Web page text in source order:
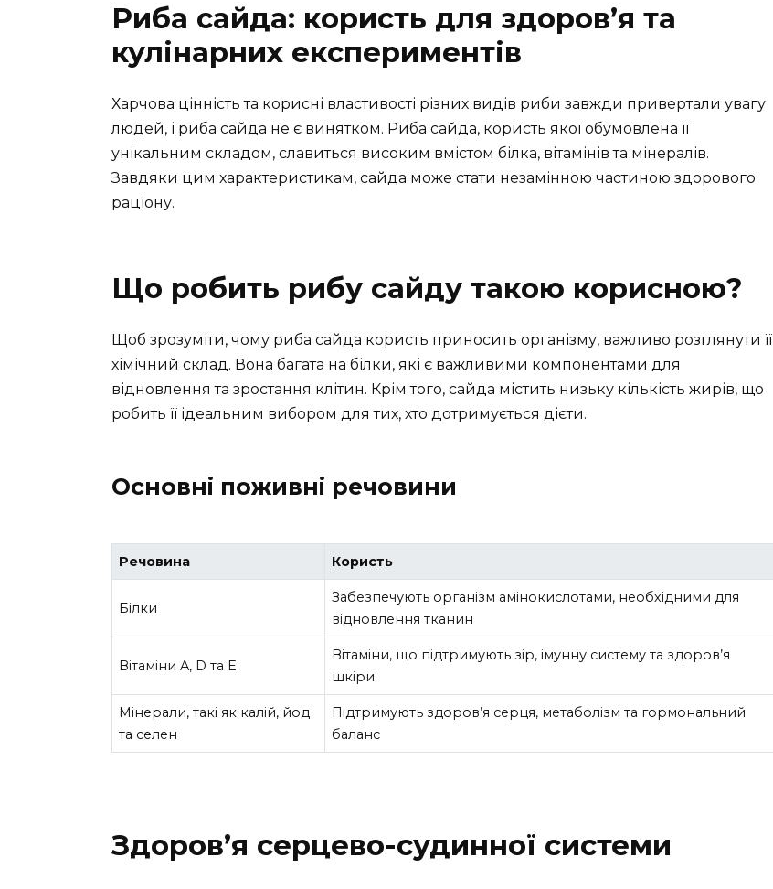
Риба сайда: користь для здоров’я та
кулінарних експериментів
Харчова цінність та корисні властивості різних видів риби завжди привертали увагу
людей, і риба сайда не є винятком. Риба сайда, користь якої обумовлена її
унікальним складом, славиться високим вмістом білка, вітамінів та мінералів.
Завдяки цим характеристикам, сайда може стати незамінною частиною здорового
раціону.
Що робить рибу сайду такою корисною?
Щоб зрозуміти, чому риба сайда користь приносить організму, важливо розглянути її
хімічний склад. Вона багата на білки, які є важливими компонентами для
відновлення та зростання клітин. Крім того, сайда містить низьку кількість жирів, що
робить її ідеальним вибором для тих, хто дотримується дієти.
Основні поживні речовини
Речовина Користь
Білки
Забезпечують організм амінокислотами, необхідними для
відновлення тканин
Вітаміни A, D та E
Вітаміни, що підтримують зір, імунну систему та здоров’я
шкіри
Мінерали, такі як калій, йод
та селен
Підтримують здоров’я серця, метаболізм та гормональний
баланс
Здоров’я серцево-судинної системи